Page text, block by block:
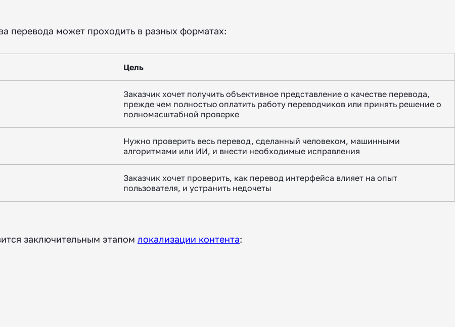
перевода может проходить в разных форматах:
Цель
Заказчик хочет получить объективное представление о качестве перевода,
прежде чем полностью оплатить работу переводчиков или принять решение о
полномасштабной проверке
Нужно проверить весь перевод, сделанный человеком, машинными
алгоритмами или ИИ, и внести необходимые исправления
Заказчик хочет проверить, как перевод интерфейса влияет на опыт
пользователя, и устранить недочеты
заключительным этапом локализации контента: